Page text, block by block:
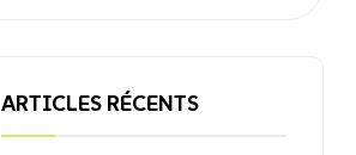
ARTICLES RÉCENTS